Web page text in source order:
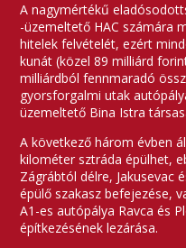
A nagymértékű
-üzemeltető HAC számára
hitelek felvételét, ezért
kunát (közel 89 milliárd
milliárdból fennmaradó
gyorsforgalmi utak
üzemeltető Bina Istra
A következő három évben
kilométer sztráda épülhet,
Zágrábtól délre, Jakusevac
épülő szakasz befejezése,
A1-es autópálya Ravca és
építkezésének lezárása.